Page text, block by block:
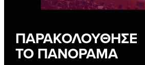
ΠΑΡΑΚΟΛΟΥΘΗΣΕ
ΤΟ ΠΑΝΟΡΑΜΑ